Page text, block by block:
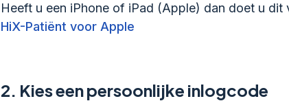
Heeft u een iPhone of iPad (Apple) dan doet u dit
HiX-Patiënt voor Apple
2. Kies een persoonlijke inlogcode